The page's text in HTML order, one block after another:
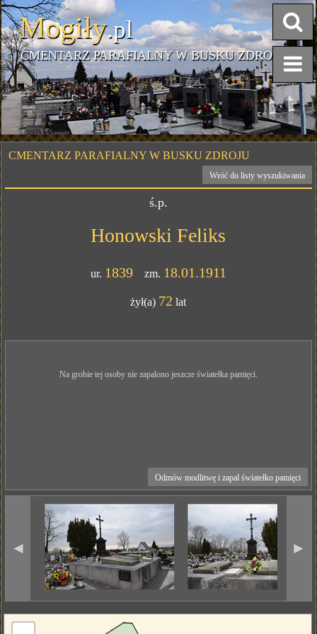
Mogiły.pl
CMENTARZ PARAFIALNY W BUSKU ZDROJU
CMENTARZ PARAFIALNY W BUSKU ZDROJU
Wróć do listy wyszukiwania
ś.p.
Honowski Feliks
ur. 1839zm. 18.01.1911
żył(a) 72 lat
Na grobie tej osoby nie zapalono jeszcze światełka pamięci.
Odmów modlitwę i zapal światełko pamięci
◄ ►